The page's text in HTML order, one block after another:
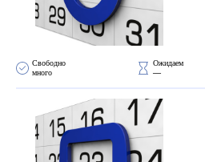
Свободно
много
Ожидаем
—